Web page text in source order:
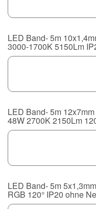
LED Band- 5m
3000-1700K 5150Lm
LED Band- 5m
48W 2700K 2150Lm
LED Band- 5m
RGB 120° IP20 ohne